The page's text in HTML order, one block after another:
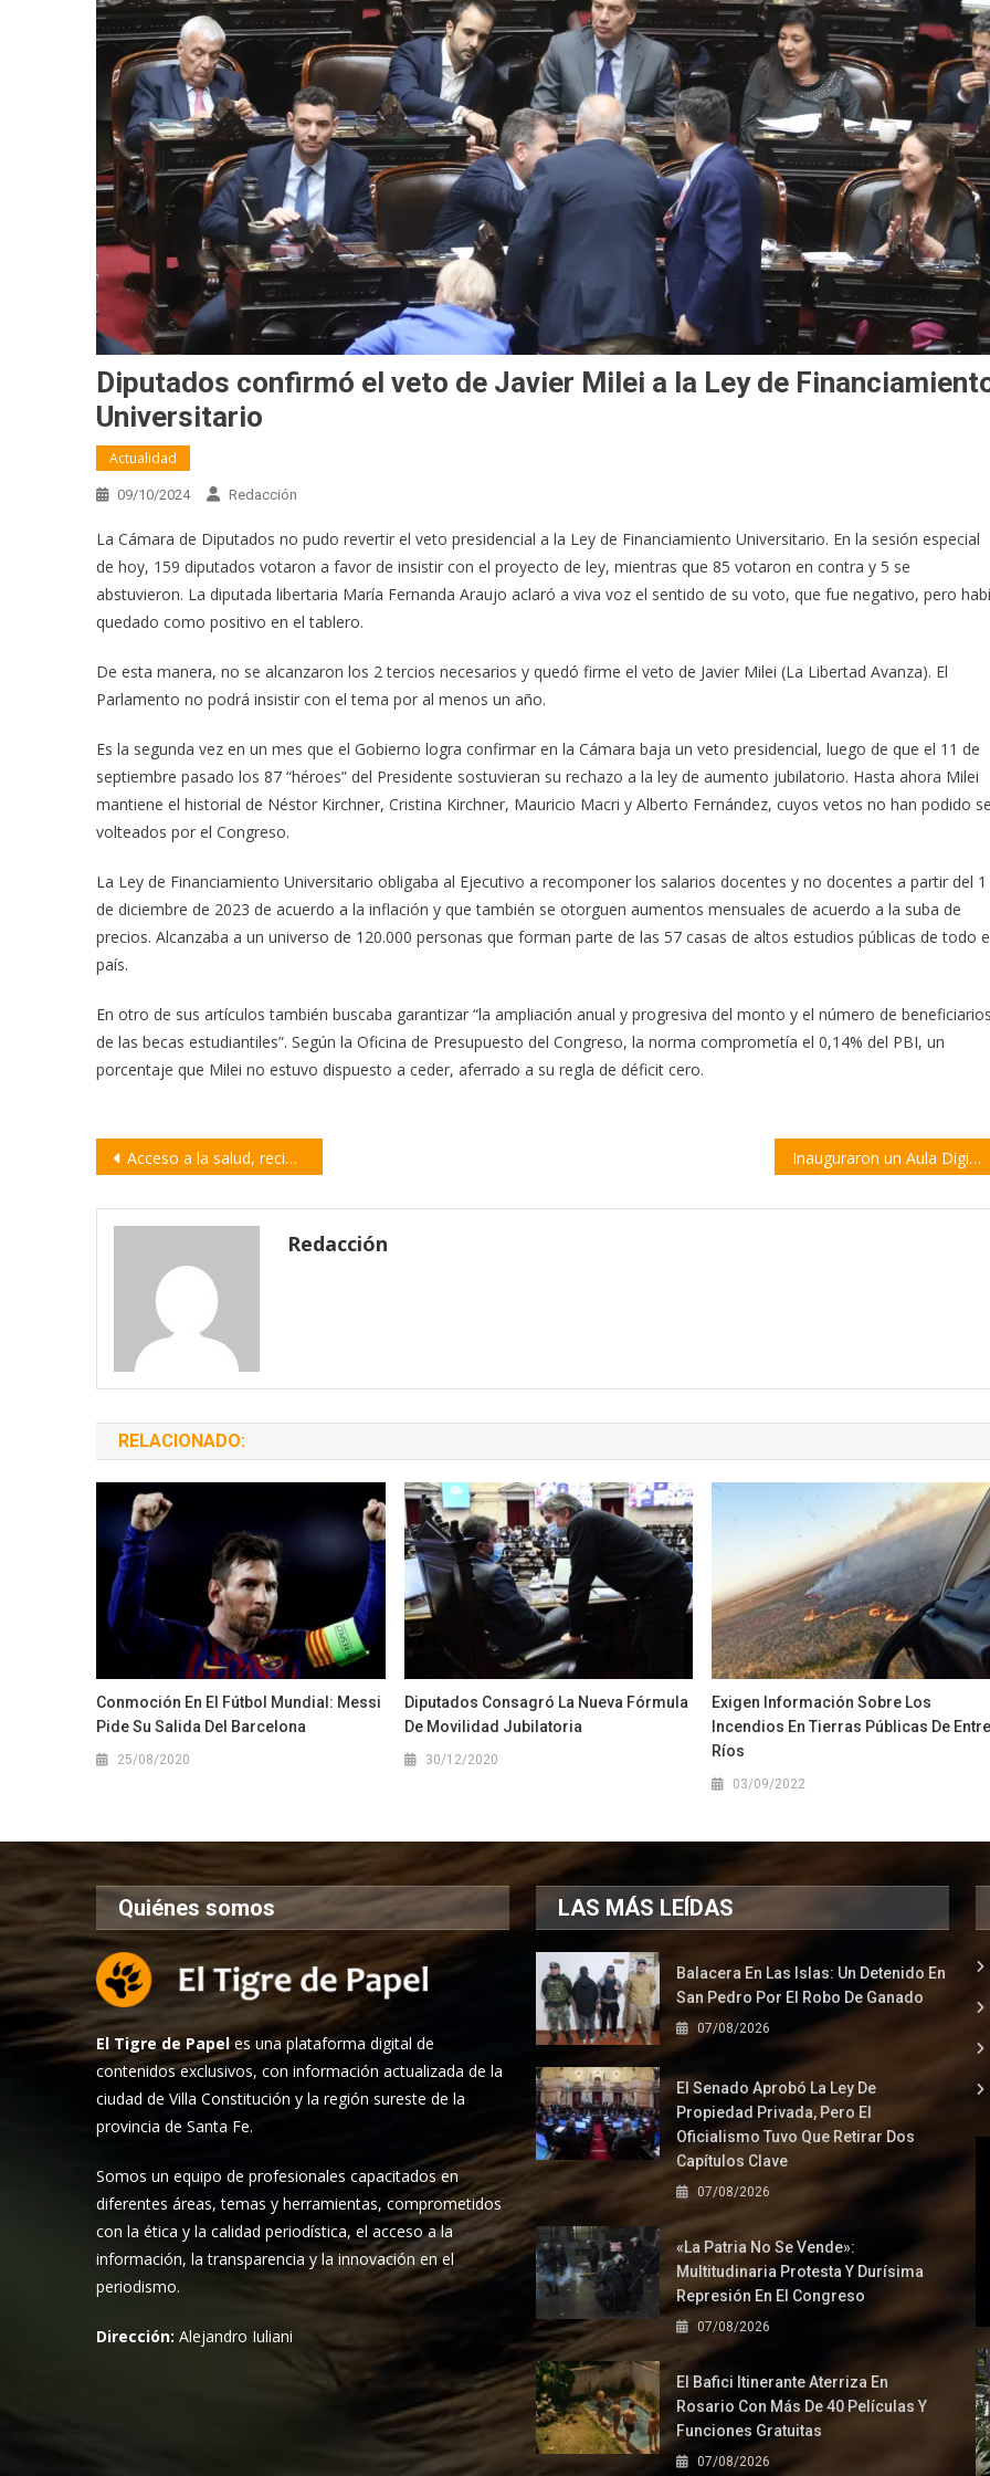
Diputados confirmó el veto de Javier Milei a la Ley de
Universitario
Actualidad
09/10/2024 Redacción
La Cámara de Diputados no pudo revertir el veto presidencial a la Ley de Financiamiento Universitario. En la sesión especial
de hoy, 159 diputados votaron a favor de insistir con el proyecto de ley, mientras que 85 votaron en contra y 5 se
abstuvieron. La diputada libertaria María Fernanda Araujo aclaró a viva voz el sentido de su voto, que fue negativo, pero
quedado como positivo en el tablero.
De esta manera, no se alcanzaron los 2 tercios necesarios y quedó firme el veto de Javier Milei (La Libertad Avanza). El
Parlamento no podrá insistir con el tema por al menos un año.
Es la segunda vez en un mes que el Gobierno logra confirmar en la Cámara baja un veto presidencial, luego de que el 11 de
septiembre pasado los 87 “héroes” del Presidente sostuvieran su rechazo a la ley de aumento jubilatorio. Hasta ahora Milei
mantiene el historial de Néstor Kirchner, Cristina Kirchner, Mauricio Macri y Alberto Fernández, cuyos vetos no han podido
volteados por el Congreso.
La Ley de Financiamiento Universitario obligaba al Ejecutivo a recomponer los salarios docentes y no docentes a partir del 1
de diciembre de 2023 de acuerdo a la inflación y que también se otorguen aumentos mensuales de acuerdo a la suba de
precios. Alcanzaba a un universo de 120.000 personas que forman parte de las 57 casas de altos estudios públicas de todo
país.
En otro de sus artículos también buscaba garantizar “la ampliación anual y progresiva del monto y el número de beneficiarios
de las becas estudiantiles”. Según la Oficina de Presupuesto del Congreso, la norma comprometía el 0,14% del PBI, un
porcentaje que Milei no estuvo dispuesto a ceder, aferrado a su regla de déficit cero.
Navegación
entradas
Acceso a la salud, reciclado y mejoras barriales: el compromiso de la Vecinal 25 de Mayo Inauguraron un Aula Digital en Vera para cursar estudios terciarios de manera virtual
Redacción
RELACIONADO:
Conmoción En El Fútbol Mundial: Messi
Pide Su Salida Del Barcelona
25/08/2020
Diputados Consagró La Nueva Fórmula
De Movilidad Jubilatoria
30/12/2020
Exigen Información Sobre Los
Incendios En Tierras Públicas De Entre
Ríos
03/09/2022
Quiénes somos
El Tigre de Papeles una plataforma digital de
contenidos exclusivos, con información actualizada de la
ciudad de Villa Constitución y la región sureste de la
provincia de Santa Fe.
Somos un equipo de profesionales capacitados en
diferentes áreas, temas y herramientas, comprometidos
con la ética y la calidad periodística, el acceso a la
información, la transparencia y la innovación en el
periodismo.
Dirección:Alejandro Iuliani
LAS MÁS LEÍDAS
Balacera En Las Islas: Un Detenido En
San Pedro Por El Robo De Ganado
07/08/2026
El Senado Aprobó La Ley De
Propiedad Privada, Pero El
Oficialismo Tuvo Que Retirar Dos
Capítulos Clave
07/08/2026
«La Patria No Se Vende»:
Multitudinaria Protesta Y Durísima
Represión En El Congreso
07/08/2026
El Bafici Itinerante Aterriza En
Rosario Con Más De 40 Películas Y
Funciones Gratuitas
07/08/2026